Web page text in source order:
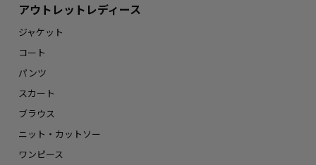
アウトレットレディース
ジャケット
コート
パンツ
スカート
ブラウス
ニット・カットソー
ワンピース